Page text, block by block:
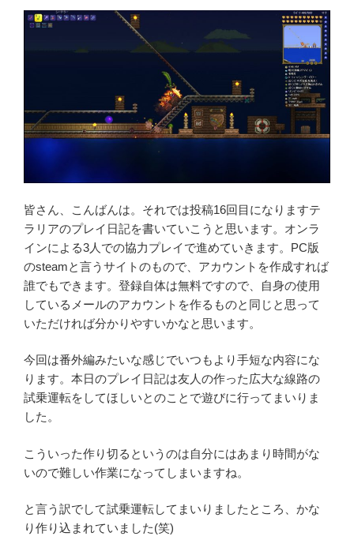
皆さん、こんばんは。それでは投稿16回目になりますテ
ラリアのプレイ日記を書いていこうと思います。オンラ
インによる3人での協力プレイで進めていきます。PC版
のsteamと言うサイトのもので、アカウントを作成すれば
誰でもできます。登録自体は無料ですので、自身の使用
しているメールのアカウントを作るものと同じと思って
いただければ分かりやすいかなと思います。
今回は番外編みたいな感じでいつもより手短な内容にな
ります。本日のプレイ日記は友人の作った広大な線路の
試乗運転をしてほしいとのことで遊びに行ってまいりま
した。
こういった作り切るというのは自分にはあまり時間がな
いので難しい作業になってしまいますね。
と言う訳でして試乗運転してまいりましたところ、かな
り作り込まれていました(笑)